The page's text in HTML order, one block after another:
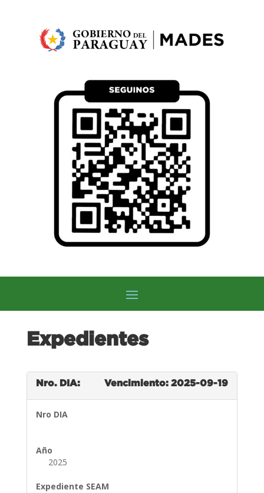
Expedientes
Nro. DIA: Vencimiento: 2025-09-19
Nro DIA
Año
2025
Expediente SEAM